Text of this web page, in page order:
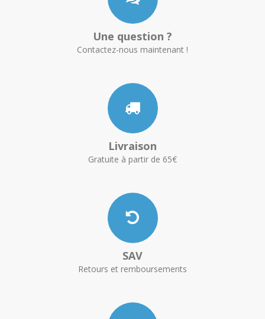
Une question ?
Contactez-nous maintenant !
Livraison
Gratuite à partir de 65€
SAV
Retours et remboursements